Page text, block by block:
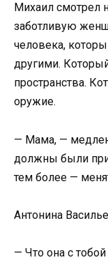
Михаил смотрел
заботливую
человека,
другими.
пространства.
оружие.
— Мама, —
должны были
тем более —
Антонина
— Что она с